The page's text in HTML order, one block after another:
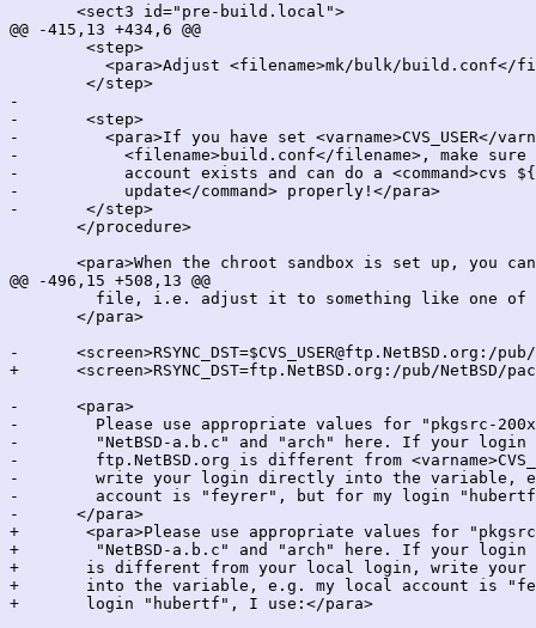
       <sect3 id="pre-build.local">
@@ -415,13 +434,6 @@
-
-	<step>
-	  <para>If you have set <varname>CVS_USER</varname> in
-	    <filename>build.conf</filename>, make sure that
-	    account exists and can do a <command>cvs ${CVS_FLAGS}
-	    update</command> properly!</para>
-	</step>
       </procedure>
<para>When the chroot sandbox is set up, you
@@ -496,15 +508,13 @@
file, i.e. adjust it to something like one of
       </para>
-      <screen>RSYNC_DST=$CVS_USER@ftp.NetBSD.org:/
+      <screen>RSYNC_DST=ftp.NetBSD.org:/pub/NetBSD/
-      <para>
-        Please use appropriate values for "pkgsrc-
-        "NetBSD-a.b.c" and "arch" here. If your login
-        ftp.NetBSD.org is different from
-        write your login directly into the variable,
-        account is "feyrer", but for my login
-      </para>
+	<para>Please use appropriate values for "pkgsrc-200xQy",
+        "NetBSD-a.b.c" and "arch" here. If your login
+	is different from your local login, write your login directly
+	into the variable, e.g. my local account is "feyrer", but for my
+	login "hubertf", I use:</para>